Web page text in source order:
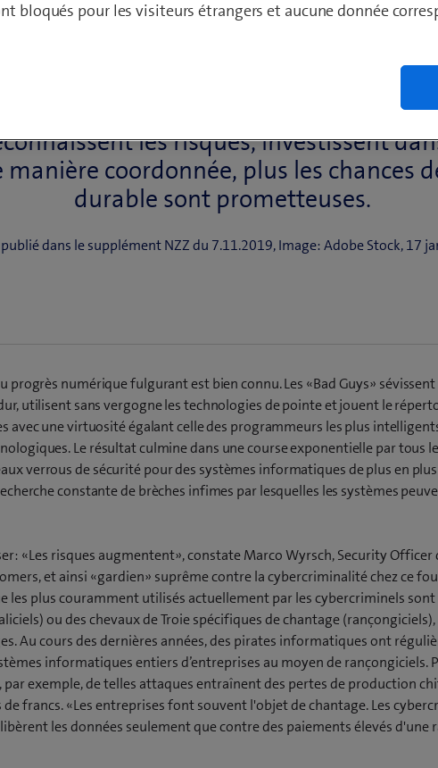
issue du réseau augmente.
n’est pas une option. Bien au
les risques, investissent
manière coordonnée, plus les chances
durable sont prometteuses.
dans le supplément NZZ du 7.11.2019, Image: Adobe Stock, 17
progrès numérique fulgurant est bien connu. Les «Bad Guys» sévissent
utilisent sans vergogne les technologies de pointe et jouent le
avec une virtuosité égalant celle des programmeurs les plus
Le résultat culmine dans une course exponentielle par tous
verrous de sécurité pour des systèmes informatiques de plus en plus
constante de brèches infimes par lesquelles les systèmes
«Les risques augmentent», constate Marco Wyrsch, Security Officer
et ainsi «gardien» suprême contre la cybercriminalité chez ce
les plus couramment utilisés actuellement par les cybercriminels sont
ou des chevaux de Troie spécifiques de chantage
Au cours des dernières années, des pirates informatiques ont
informatiques entiers d’entreprises au moyen de rançongiciels.
exemple, de telles attaques entraînent des pertes de production
francs. «Les entreprises font souvent l'objet de chantage. Les
les données seulement que contre des paiements élevés d'une
bloqués pour les visiteurs étrangers et aucune donnée